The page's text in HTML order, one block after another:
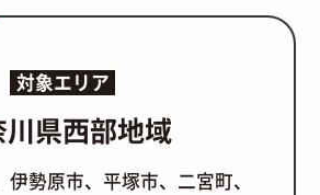
対象エリア
県西部地域
勢原市、平塚市、二宮町、